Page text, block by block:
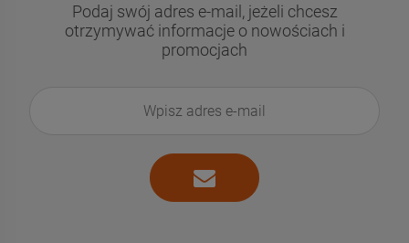
Podaj swój adres e-mail, jeżeli chcesz
otrzymywać informacje o nowościach i
promocjach